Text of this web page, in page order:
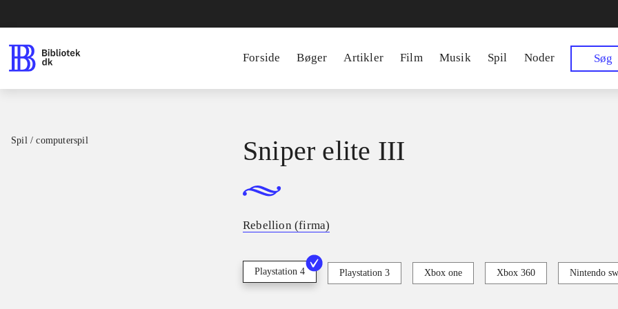
Forside Bøger Artikler Film Musik Spil Noder Søg
Spil / computerspil Sniper elite III
Rebellion (firma)
Playstation 4 Playstation 3 Xbox one Xbox 360 Nintendo